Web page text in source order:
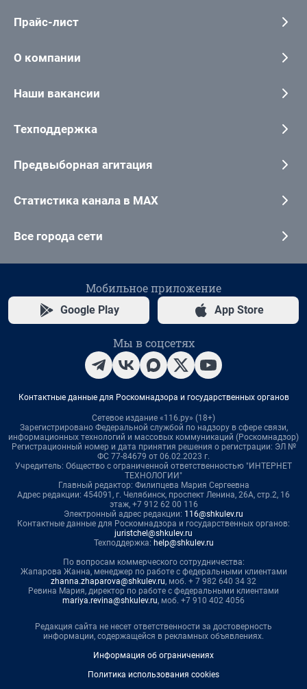
Прайс-лист
О компании
Наши вакансии
Техподдержка
Предвыборная агитация
Статистика канала в MAX
Все города сети
Мобильное приложение
Google Play App Store
Мы в соцсетях
Контактные данные для Роскомнадзора и государственных органов
Сетевое издание «116.ру» (18+)
Зарегистрировано Федеральной службой по надзору в сфере связи,
информационных технологий и массовых коммуникаций (Роскомнадзор)
Регистрационный номер и дата принятия решения о регистрации: ЭЛ №
ФС 77-84679 от 06.02.2023 г.
Учредитель: Общество с ограниченной ответственностью "ИНТЕРНЕТ
ТЕХНОЛОГИИ"
Главный редактор: Филипцева Мария Сергеевна
Адрес редакции: 454091, г. Челябинск, проспект Ленина, 26А, стр.2, 16
этаж, +7 912 62 00 116
Электронный адрес редакции: 116@shkulev.ru
Контактные данные для Роскомнадзора и государственных органов:
juristchel@shkulev.ru
Техподдержка: help@shkulev.ru
По вопросам коммерческого сотрудничества:
Жапарова Жанна, менеджер по работе с федеральными клиентами
zhanna.zhaparova@shkulev.ru, моб. + 7 982 640 34 32
Ревина Мария, директор по работе с федеральными клиентами
mariya.revina@shkulev.ru, моб. +7 910 402 4056
Редакция сайта не несет ответственности за достоверность
информации, содержащейся в рекламных объявлениях.
Информация об ограничениях
Политика использования cookies